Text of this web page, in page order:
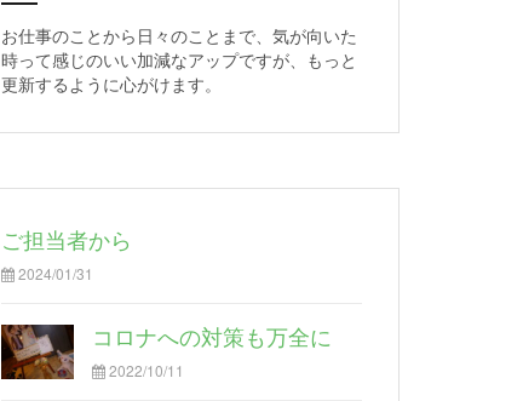
お仕事のことから日々のことまで、気が向いた
時って感じのいい加減なアップですが、もっと
更新するように心がけます。
ご担当者から
2024/01/31
コロナへの対策も万全に
2022/10/11